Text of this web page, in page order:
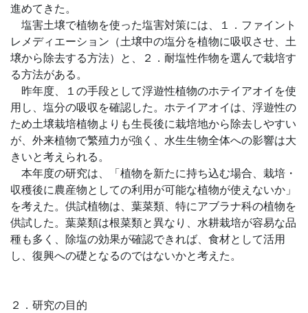
進めてきた。
塩害土壌で植物を使った塩害対策には、１．ファイント
レメディエーション（土壌中の塩分を植物に吸収させ、土
壌から除去する方法）と、２．耐塩性作物を選んで栽培す
る方法がある。
昨年度、１の手段として浮遊性植物のホテイアオイを使
用し、塩分の吸収を確認した。ホテイアオイは、浮遊性の
ため土壌栽培植物よりも生長後に栽培地から除去しやすい
が、外来植物で繁殖力が強く、水生生物全体への影響は大
きいと考えられる。
本年度の研究は、「植物を新たに持ち込む場合、栽培・
収穫後に農産物としての利用が可能な植物が使えないか」
を考えた。供試植物は、葉菜類、特にアブラナ科の植物を
供試した。葉菜類は根菜類と異なり、水耕栽培が容易な品
種も多く、除塩の効果が確認できれば、食材として活用
し、復興への礎となるのではないかと考えた。
２．研究の目的